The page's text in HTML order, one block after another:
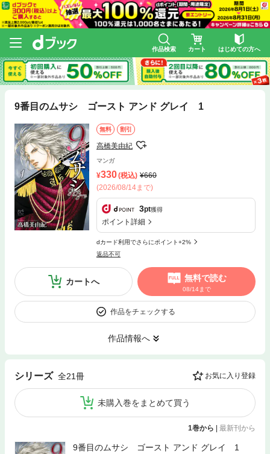
作品検索 カート はじめての方へ
9番目のムサシ ゴースト アンド グレイ 1
無料 割引
高橋美由紀
マンガ
330(税込)
660
(2026/08/14まで)
3pt獲得
ポイント詳細
dカード利用でさらにポイント+2%
返品不可
カートへ 無料で読む
08/14まで
作品をチェックする
作品情報へ
シリーズ 全21冊 お気に入り登録
未購入巻をまとめて買う
1巻から 最新刊から
9番目のムサシ ゴースト アンド グレイ 1